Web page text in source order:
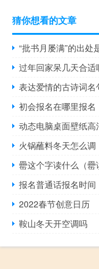
猜你想看的文章
“批书月屡满”的出处
过年回家呆几天合适
表达爱情的古诗词名
初会报名在哪里报名
动态电脑桌面壁纸高
火锅蘸料冬天怎么调
罍这个字读什么（罍
报名普通话报名时间
2022春节创意日历
鞍山冬天开空调吗